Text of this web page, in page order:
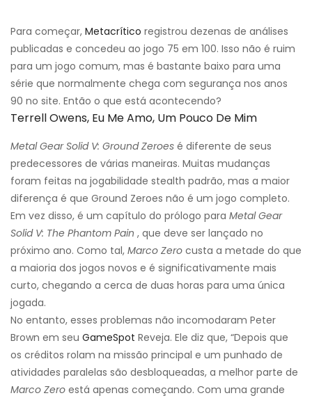
Para começar, Metacrítico registrou dezenas de análises
publicadas e concedeu ao jogo 75 em 100. Isso não é ruim
para um jogo comum, mas é bastante baixo para uma
série que normalmente chega com segurança nos anos
90 no site. Então o que está acontecendo?
Terrell Owens, Eu Me Amo, Um Pouco De Mim
Metal Gear Solid V: Ground Zeroes é diferente de seus
predecessores de várias maneiras. Muitas mudanças
foram feitas na jogabilidade stealth padrão, mas a maior
diferença é que Ground Zeroes não é um jogo completo.
Em vez disso, é um capítulo do prólogo para Metal Gear
Solid V: The Phantom Pain , que deve ser lançado no
próximo ano. Como tal, Marco Zero custa a metade do que
a maioria dos jogos novos e é significativamente mais
curto, chegando a cerca de duas horas para uma única
jogada.
No entanto, esses problemas não incomodaram Peter
Brown em seu GameSpot Reveja. Ele diz que, “Depois que
os créditos rolam na missão principal e um punhado de
atividades paralelas são desbloqueadas, a melhor parte de
Marco Zero está apenas começando. Com uma grande